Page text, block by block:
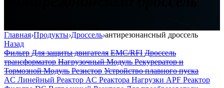
Главная›Продукты›Дроссель›антирезонансный дроссель
Назад
Фильтр Для защиты двигателя EMC/RFI Дроссель
трансформатор Нагрузочный Модуль Рекурератор и
Тормозной Модуль Резистор Устройство плавного пуска
AC Линейный Реактор AC Реактора Нагрузки APF Реактор